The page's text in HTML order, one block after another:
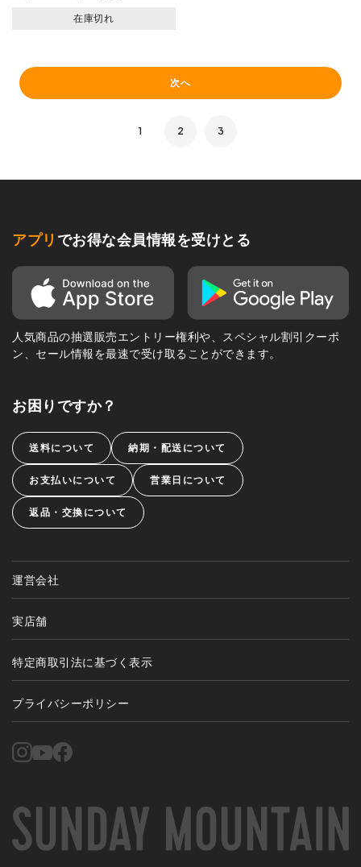
在庫切れ
次へ
1 2 3
アプリ でお得な会員情報を受けとる
人気商品の抽選販売エントリー権利や、スペシャル割引クーポ
ン、セール情報を最速で受け取ることができます。
お困りですか？
送料について 納期・配送について
お支払いについて 営業日について
返品・交換について
運営会社
実店舗
特定商取引法に基づく表示
プライバシーポリシー